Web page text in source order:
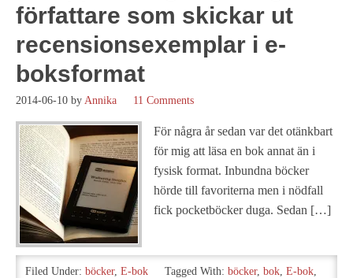
författare som skickar ut
recensionsexemplar i e-
boksformat
2014-06-10 by Annika 11 Comments
För några år sedan var det otänkbart
för mig att läsa en bok annat än i
fysisk format. Inbundna böcker
hörde till favoriterna men i nödfall
fick pocketböcker duga. Sedan […]
Filed Under: böcker, E-bok Tagged With: böcker, bok, E-bok,